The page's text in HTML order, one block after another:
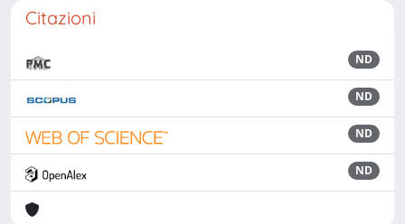
Citazioni
ND
ND
ND
ND